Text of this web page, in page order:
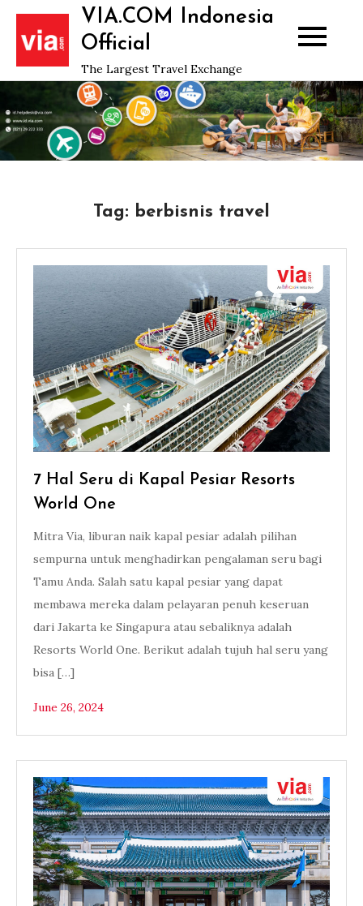
Skip
content
VIA.COM Indonesia
Official
The Largest Travel Exchange
Tag: berbisnis travel
7 Hal Seru di Kapal Pesiar Resorts
World One
Mitra Via, liburan naik kapal pesiar adalah pilihan
sempurna untuk menghadirkan pengalaman seru bagi
Tamu Anda. Salah satu kapal pesiar yang dapat
membawa mereka dalam pelayaran penuh keseruan
dari Jakarta ke Singapura atau sebaliknya adalah
Resorts World One. Berikut adalah tujuh hal seru yang
bisa […]
June 26, 2024